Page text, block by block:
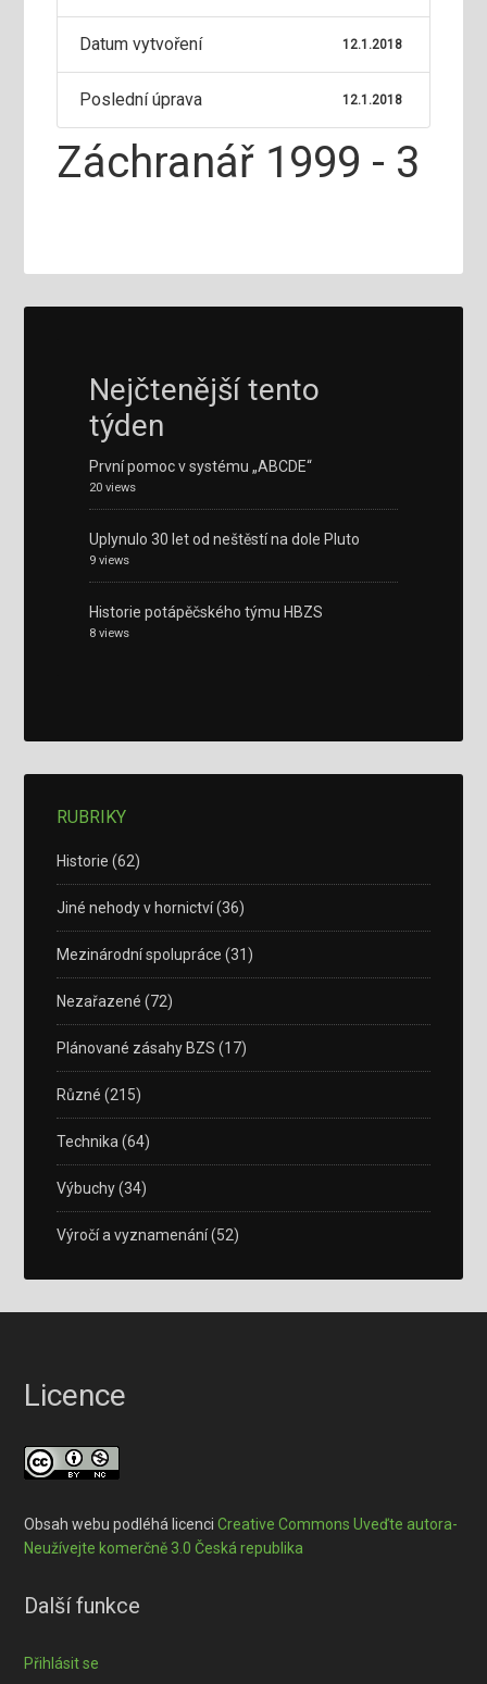
Datum vytvoření 12.1.2018
Poslední úprava 12.1.2018
Záchranář 1999 - 3
Nejčtenější tento
týden
První pomoc v systému „ABCDE“
20 views
Uplynulo 30 let od neštěstí na dole Pluto
9 views
Historie potápěčského týmu HBZS
8 views
RUBRIKY
Historie (62)
Jiné nehody v hornictví(36)
Mezinárodní spolupráce (31)
Nezařazené (72)
Plánované zásahy BZS (17)
Různé (215)
Technika (64)
Výbuchy(34)
Výročí a vyznamenání(52)
Licence
Obsah webu podléhá licenciCreative Commons Uveďte autora-
Neužívejte komerčně 3.0 Česká republika
Další funkce
Přihlásit se